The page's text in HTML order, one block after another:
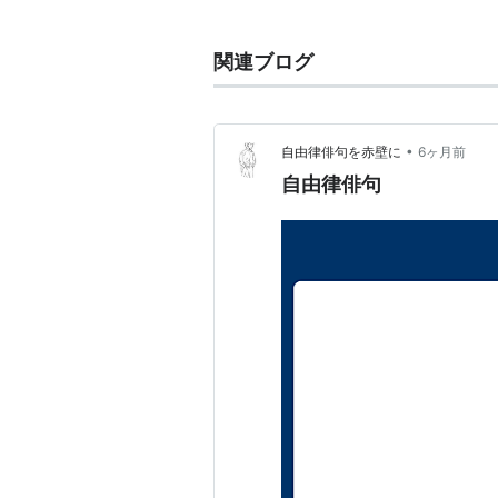
ハイキングのこと
→ハイキング
はてなのサービス
はてなハイク
関連ブログ
自由律俳句を赤壁に • 6ヶ月前
自由律俳句